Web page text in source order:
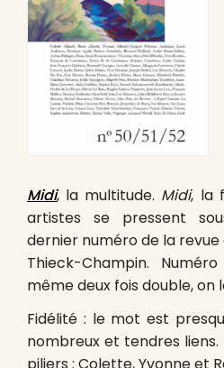
Midi, la multitude. Midi, la
artistes se pressent
dernier numéro de la
Thieck-Champin.
même deux fois double, on
Fidélité : le mot est
nombreux et tendres liens.